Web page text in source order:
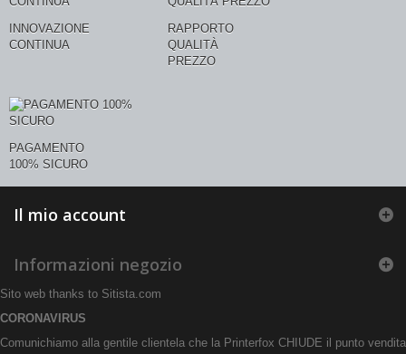
INNOVAZIONE
CONTINUA
RAPPORTO
QUALITÀ
PREZZO
PAGAMENTO
100% SICURO
Il mio account
Informazioni negozio
Sito web thanks to Sitista.com
CORONAVIRUS
Comunichiamo alla gentile clientela che la Printerfox CHIUDE il punto vendita